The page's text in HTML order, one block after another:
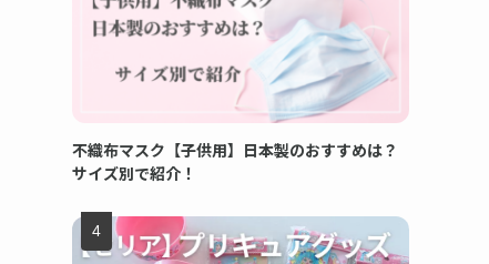
不織布マスク【子供用】日本製のおすすめは？
サイズ別で紹介！